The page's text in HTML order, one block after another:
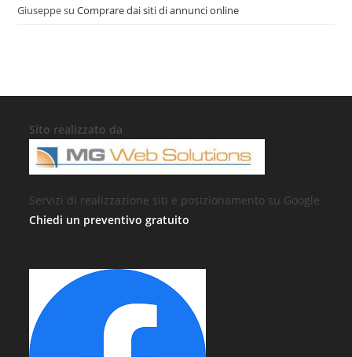
GiuseppesuComprare dai siti di annunci online
Sito realizzato da
Servizi di realizzazione siti e posizionamento su Google
Chiedi un preventivo gratuito